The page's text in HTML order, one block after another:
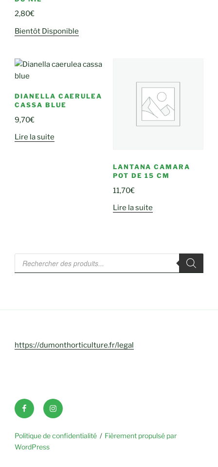
2,80€
Bientôt Disponible
DIANELLA CAERULEA
CASSA BLUE
9,70€
Lire la suite
LANTANA CAMARA
POT DE 15 CM
11,70€
Lire la suite
Recherche
de
produits
https://dumonthorticulture.fr/legal
FacebookINSTAGRAM
Politique de confidentialité
Fièrement propulsé par
WordPress